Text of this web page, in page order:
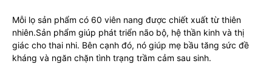
Mỗi lọ sản phẩm có 60 viên nang được chiết xuất từ thiên
nhiên.Sản phẩm giúp phát triển não bộ, hệ thần kinh và thị
giác cho thai nhi. Bên cạnh đó, nó giúp mẹ bầu tăng sức đề
kháng và ngăn chặn tình trạng trầm cảm sau sinh.